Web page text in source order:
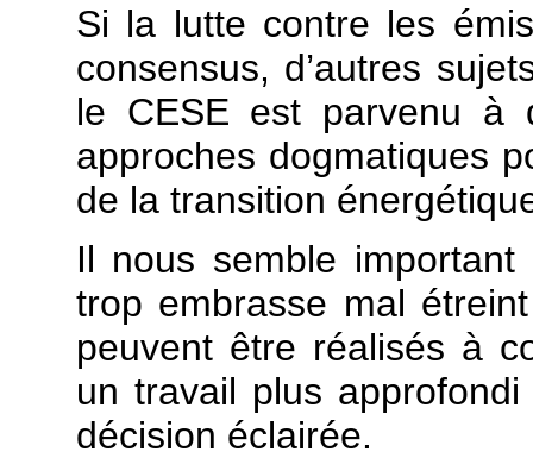
Si la lutte contre les
consensus, d’autres
le CESE est parvenu à
approches dogmatiques
de la transition
Il nous semble
trop embrasse mal
peuvent être réalisés à
un travail plus
décision éclairée.